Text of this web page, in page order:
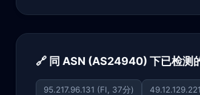
🔗 同 ASN (AS24940) 下已检测
95.217.96.131 (FI, 37分)